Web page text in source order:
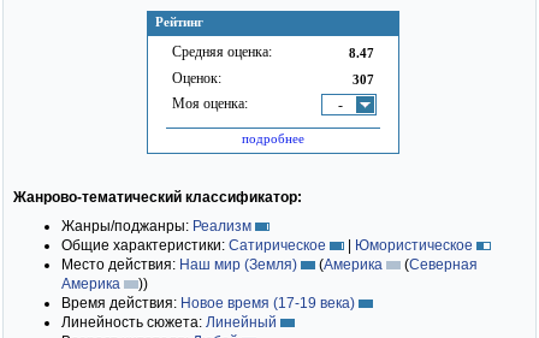
Рейтинг
Средняя оценка: 8.47
Оценок: 307
Моя оценка: -
подробнее
Жанрово-тематический классификатор:
Жанры/поджанры: Реализм
Общие характеристики: Сатирическое | Юмористическое
Место действия: Наш мир (Земля) (Америка (Северная
Америка
))
Время действия: Новое время (17-19 века)
Линейность сюжета: Линейный